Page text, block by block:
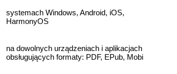
systemach Windows, Android, iOS,
HarmonyOS
na dowolnych urządzeniach i aplikacjach
obsługujących formaty: PDF, EPub, Mobi